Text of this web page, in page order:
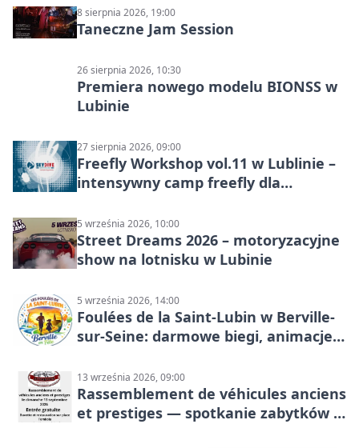
8 sierpnia 2026, 19:00
Taneczne Jam Session
26 sierpnia 2026, 10:30
Premiera nowego modelu BIONSS w
Lubinie
27 sierpnia 2026, 09:00
Freefly Workshop vol.11 w Lublinie –
intensywny camp freefly dla
5 września 2026, 10:00
Street Dreams 2026 – motoryzacyjne
show na lotnisku w Lubinie
5 września 2026, 14:00
Foulées de la Saint-Lubin w Berville-
sur-Seine: darmowe biegi, animacje i
13 września 2026, 09:00
Rassemblement de véhicules anciens
et prestiges — spotkanie zabytków i